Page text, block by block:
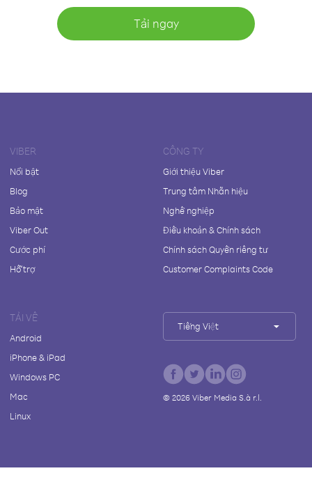
Tải ngay
VIBER
Nổi bật
Blog
Bảo mật
Viber Out
Cước phí
Hỗ trợ
CÔNG TY
Giới thiệu Viber
Trung tâm Nhãn hiệu
Nghề nghiệp
Điều khoản & Chính sách
Chính sách Quyền riêng tư
Customer Complaints Code
TẢI VỀ
Android
iPhone & iPad
Windows PC
Mac
Linux
Tiếng Việt
© 2026Viber Media S.à r.l.